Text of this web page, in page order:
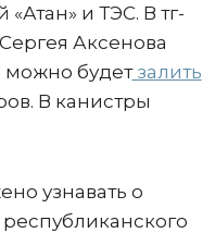
и ТЭС. В тг-
Аксенова
можно будетзалить
В канистры
узнавать о
республиканского